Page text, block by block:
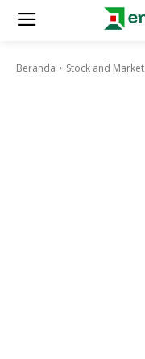
Beranda Stock and Market